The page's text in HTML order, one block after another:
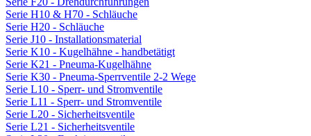
Serie H10 & H70 - Schläuche
Serie H20 - Schläuche
Serie J10 - Installationsmaterial
Serie K10 - Kugelhähne - handbetätigt
Serie K21 - Pneuma-Kugelhähne
Serie K30 - Pneuma-Sperrventile 2-2 Wege
Serie L10 - Sperr- und Stromventile
Serie L11 - Sperr- und Stromventile
Serie L20 - Sicherheitsventile
Serie L21 - Sicherheitsventile